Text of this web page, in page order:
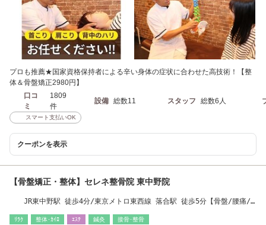
プロも推薦★国家資格保持者による辛い身体の症状に合わせた高技術！【整
体＆骨盤矯正2980円】
口コ
ミ
1809
件
設備 総数11 スタッフ 総数6人
スマート支払いOK
クーポンを表示
【骨盤矯正・整体】セレネ整骨院 東中野院
JR東中野駅 徒歩4分/東京メトロ東西線 落合駅 徒歩5分【骨盤/腰痛/
ﾘﾗｸ 整体･ｶｲﾛ ｴｽﾃ 鍼灸 接骨･整骨